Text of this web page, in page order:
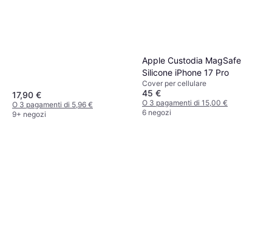
17,90 €
O 3 pagamenti di 5,96 €
9+ negozi
Apple Custodia MagSafe
Silicone iPhone 17 Pro
Cover per cellulare
45 €
O 3 pagamenti di 15,00 €
6 negozi